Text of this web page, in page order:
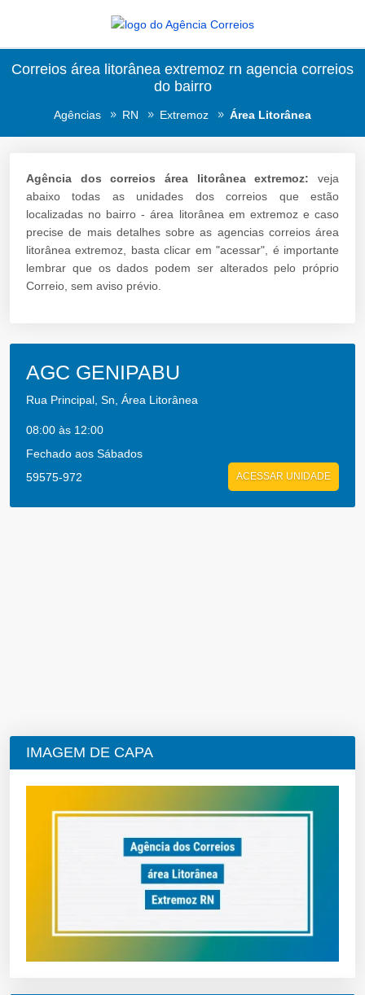
Correios área litorânea extremoz rn agencia correios
do bairro
Agências RN Extremoz Área Litorânea
Agência dos correios área litorânea extremoz: veja
abaixo todas as unidades dos correios que estão
localizadas no bairro - área litorânea em extremoz e caso
precise de mais detalhes sobre as agencias correios área
litorânea extremoz, basta clicar em "acessar", é importante
lembrar que os dados podem ser alterados pelo próprio
Correio, sem aviso prévio.
AGC GENIPABU
Rua Principal, Sn, Área Litorânea
08:00 às 12:00
Fechado aos Sábados
59575-972
ACESSAR UNIDADE
IMAGEM DE CAPA